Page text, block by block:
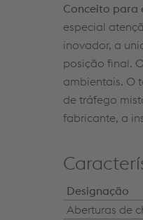
Conceito para
especial
inovador, a
posição final.
ambientais. O
de tráfego
fabricante, a
Designação
Aberturas de